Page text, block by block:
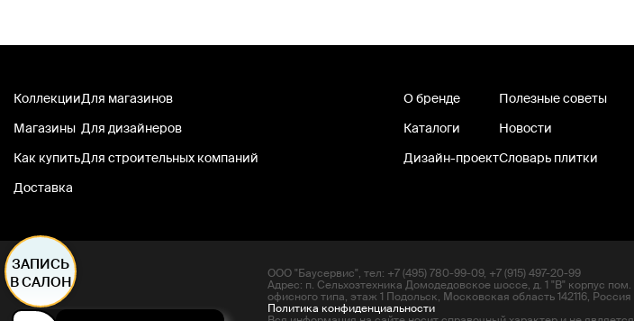
Коллекции
Магазины
Как купить
Доставка
Для магазинов
Для дизайнеров
Для строительных компаний
О бренде
Каталоги
Дизайн-проект
Полезные советы
Новости
Словарь плитки
ООО "Баусервис", тел: +7 (495) 780-99-09, +7 (915) 497-20-99
Адрес: п. Сельхозтехника Домодедовское шоссе, д. 1 "В" корпус пом.
офисного типа, этаж 1 Подольск, Московская область 142116, Россия
Политика конфиденциальности
ЗАПИСЬ
В САЛОН